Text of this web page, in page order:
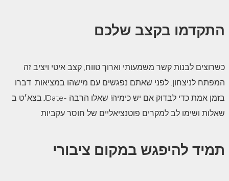
התקדמו בקצב שלכם
כשרוצים לבנות קשר משמעותי וארוך טווח, קצב איטי ויציב זה
המפתח לניצחון. לפני שאתם נפגשים עם מישהו במציאות, דברו
בצא׳ט ב JDate- בזמן אמת כדי לבדוק אם יש כימיה! שאלו הרבה
שאלות ושימו לב למקרים פוטנציאליים של חוסר עקביות
תמיד להיפגש במקום ציבורי